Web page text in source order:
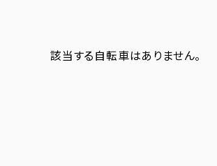
該当する自転車はありません。